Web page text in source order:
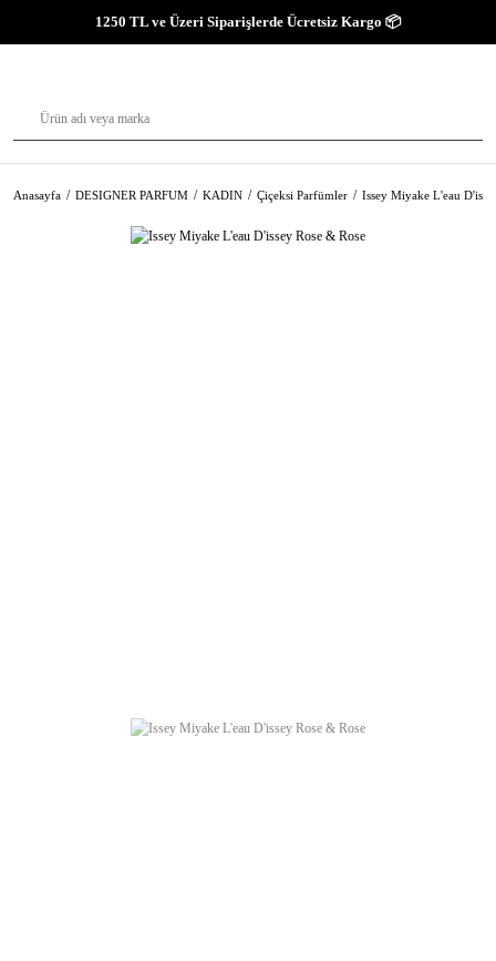
1250 TL ve Üzeri Siparişlerde Ücretsiz Kargo 📦
Anasayfa DESIGNER PARFUM KADIN Çiçeksi Parfümler Issey Miyake L'eau